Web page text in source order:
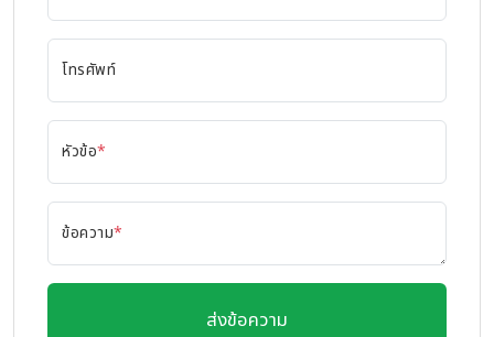
โทรศัพท์
หัวข้อ*
ข้อความ*
ส่งข้อความ